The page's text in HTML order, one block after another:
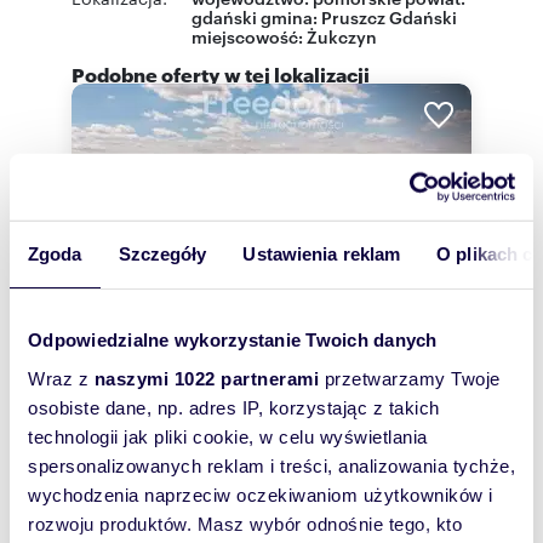
Zgoda Szczegóły Ustawienia reklam O plikach
Odpowiedzialne wykorzystanie Twoich danych
Wraz z naszymi 1022 partnerami przetwarzamy Twoje
osobiste dane, np. adres IP, korzystając z takich
technologii jak pliki cookie, w celu wyświetlania
spersonalizowanych reklam i treści, analizowania tychże,
wychodzenia naprzeciw oczekiwaniom użytkowników i
rozwoju produktów. Masz wybór odnośnie tego, kto
gdański gmina: Pruszcz Gdański
miejscowość: Żukczyn
Podobne oferty w tej lokalizacji
Działka 920 m² z pełnym uzbrojeniem,
spokojna okolica zapraszam